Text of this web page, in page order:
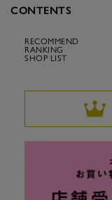
CONTENTS
RECOMMEND
RANKING
SHOP LIST